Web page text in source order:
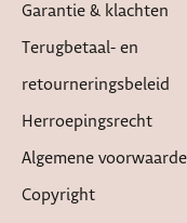
Garantie & klachten
Terugbetaal- en
retourneringsbeleid
Herroepingsrecht
Algemene
Copyright